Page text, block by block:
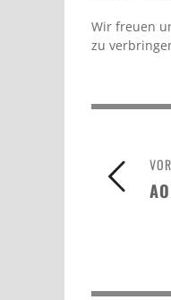
Wir freuen
zu